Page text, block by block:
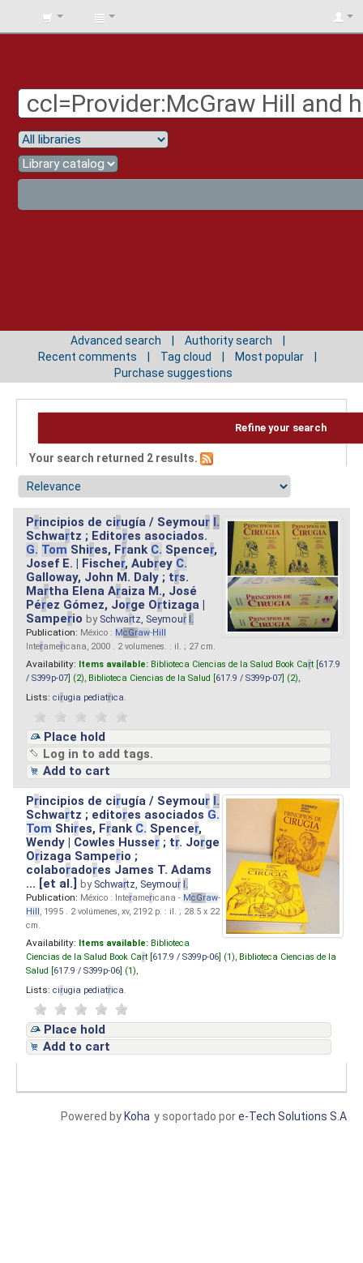
BIBLIOTECA
Advanced search
Authority search
Recent comments
Tag cloud
Most popular
Purchase suggestions
Refine your search
Your search returned 2 results.
Principios de cirugía / Seymour I.
Schwartz ; Editores asociados.
G. Tom Shires, Frank C. Spencer,
Josef E. | Fischer, Aubrey C.
Galloway, John M. Daly ; trs.
Martha Elena Araiza M., José
Pérez Gómez, Jorge Ortizaga |
Samperio by Schwartz, Seymour I.
Publication: México : McGraw-Hill
Interamericana, 2000 . 2 volumenes. : il. ; 27 cm.
Availability: Items available: Biblioteca Ciencias de la Salud Book Cart [ 617.9
/ S399p-07 ] (2), Biblioteca Ciencias de la Salud [ 617.9 / S399p-07 ] (2),
Lists: cirugia pediatrica
Place hold
Log in to add tags.
Add to cart
Principios de cirugía / Seymour I.
Schwartz ; editores asociados G.
Tom Shires, Frank C. Spencer,
Wendy | Cowles Husser ; tr. Jorge
Orizaga Samperio ;
colaboradores James T. Adams
... [et al.]by Schwartz, Seymour I.
Publication: México : Interamericana - McGraw-
Hill, 1995 . 2 volúmenes, xv, 2192 p. : il. ; 28.5 x 22
cm.
Availability: Items available: Biblioteca
Ciencias de la Salud Book Cart [ 617.9 / S399p-06 ] (1), Biblioteca Ciencias de la
Salud [ 617.9 / S399p-06 ] (1),
Lists: cirugia pediatrica
Place hold
Add to cart
y soportado pore-Tech Solutions S.A
Powered by Koha